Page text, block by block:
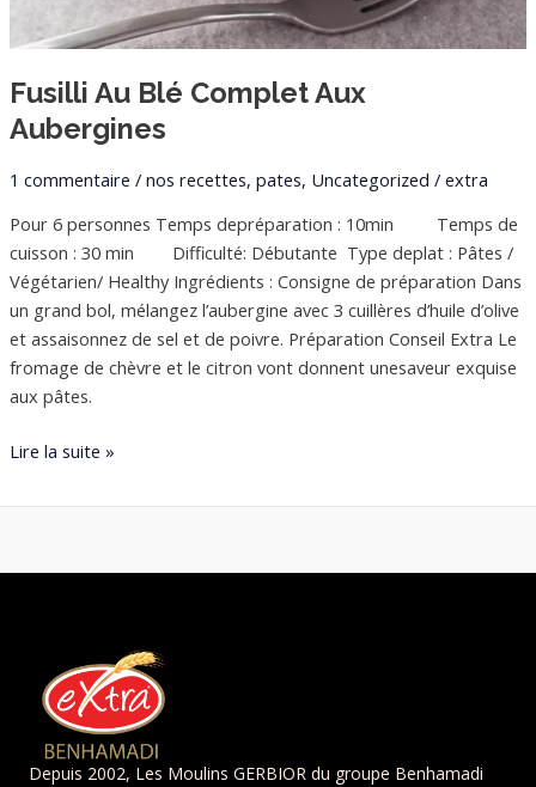
Fusilli Au Blé Complet Aux
Aubergines
1 commentaire / nos recettes, pates, Uncategorized / extra
Pour 6 personnes Temps depréparation : 10min Temps de
cuisson : 30 min Difficulté: Débutante Type deplat : Pâtes /
Végétarien/ Healthy Ingrédients : Consigne de préparation Dans
un grand bol, mélangez l’aubergine avec 3 cuillères d’huile d’olive
et assaisonnez de sel et de poivre. Préparation Conseil Extra Le
fromage de chèvre et le citron vont donnent unesaveur exquise
aux pâtes.
Lire la suite »
Depuis 2002, Les Moulins GERBIOR du groupe Benhamadi